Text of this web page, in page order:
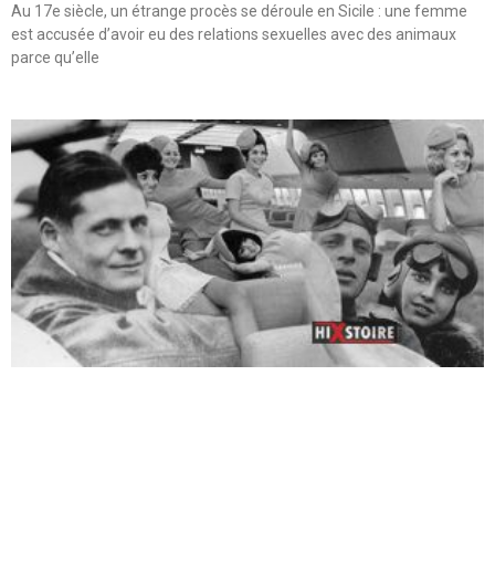
Au 17e siècle, un étrange procès se déroule en Sicile : une femme
est accusée d’avoir eu des relations sexuelles avec des animaux
parce qu’elle